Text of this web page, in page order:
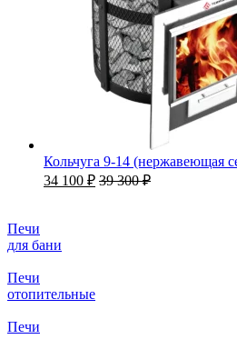
Кольчуга 9-14 (нержавеющая
34 100 ₽ 39 300₽
Печи
для бани
Печи
отопительные
Печи